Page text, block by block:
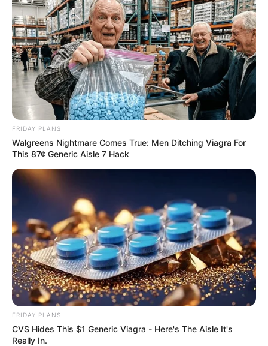
FRIDAY PLANS
Walgreens Nightmare Comes True: Men Ditching Viagra For
This 87¢ Generic Aisle 7 Hack
FRIDAY PLANS
CVS Hides This $1 Generic Viagra - Here's The Aisle It's
Really In.